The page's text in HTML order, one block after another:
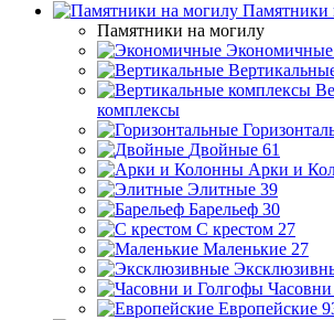
Памятники
Памятники на могилу
Экономичные
комплексы
Двойные 61
Арки и
Элитные 39
Барельеф 30
С крестом 27
Маленькие 27
Европейские